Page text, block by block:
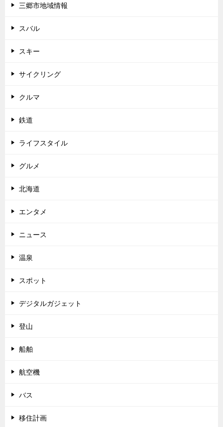
三郷市地域情報
スバル
スキー
サイクリング
クルマ
鉄道
ライフスタイル
グルメ
北海道
エンタメ
ニュース
温泉
スポット
デジタルガジェット
登山
船舶
航空機
バス
移住計画